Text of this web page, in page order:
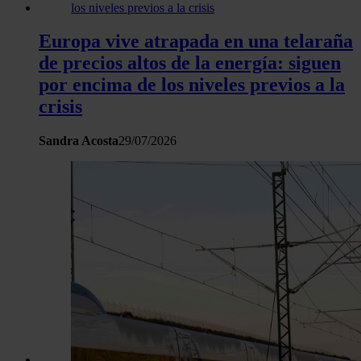
Europa vive atrapada en una telaraña
de precios altos de la energía: siguen
por encima de los niveles previos a la
crisis
Sandra Acosta29/07/2026